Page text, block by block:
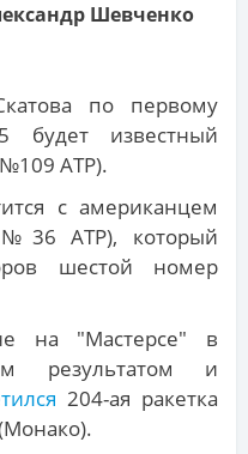
Шевченко
по первому
будет известный
ATP).
с американцем
ATP), который
шестой номер
на "Мастерсе" в
результатом и
204-ая ракетка